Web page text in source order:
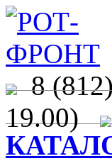
8
19.00)